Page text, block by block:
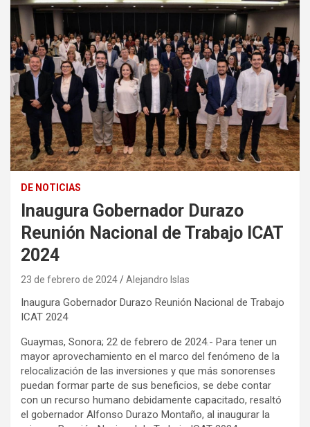
DE NOTICIAS
Inaugura Gobernador Durazo
Reunión Nacional de Trabajo ICAT
2024
23 de febrero de 2024 Alejandro Islas
Inaugura Gobernador Durazo Reunión Nacional de Trabajo
ICAT 2024
Guaymas, Sonora; 22 de febrero de 2024.- Para tener un
mayor aprovechamiento en el marco del fenómeno de la
relocalización de las inversiones y que más sonorenses
puedan formar parte de sus beneficios, se debe contar
con un recurso humano debidamente capacitado, resaltó
el gobernador Alfonso Durazo Montaño, al inaugurar la